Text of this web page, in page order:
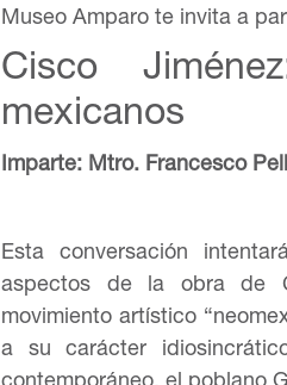
Museo Amparo te invita a
Cisco
mexicanos
Imparte: Mtro. Francesco
Esta conversación
aspectos de la obra de
movimiento artístico
a su carácter